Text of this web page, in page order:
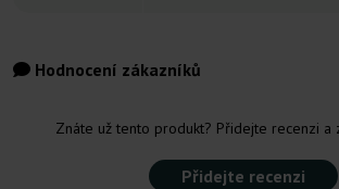
Hodnocení zákazníků
Znáte už tento produkt? Přidejte recenzi a
Přidejte recenzi